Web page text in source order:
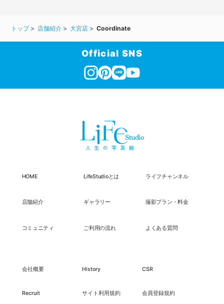
トップ 店舗紹介 大宮店 Coordinate
Official SNS
HOME LifeStudioとは ライフチャンネル
店舗紹介 ギャラリー 撮影プラン・料金
コミュニティ ご利用の流れ よくある質問
会社概要 History CSR
Recruit サイト利用規約 会員登録規約